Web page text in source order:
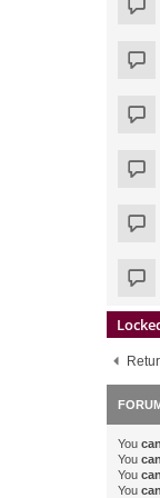
You
You
You
You